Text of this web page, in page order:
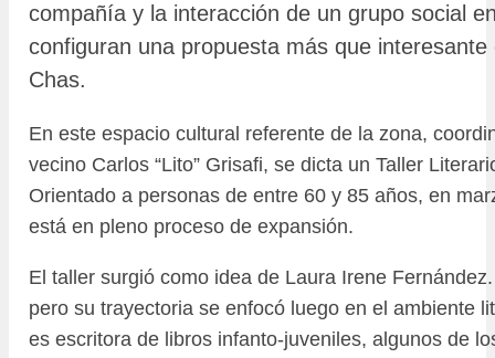
compañía y la interacción de un grupo social
configuran una propuesta más que
Chas.
En este espacio cultural referente de la zona,
vecino Carlos “Lito” Grisafi, se dicta un Taller
Orientado a personas de entre 60 y 85 años, en
está en pleno proceso de expansión.
El taller surgió como idea de Laura Irene
pero su trayectoria se enfocó luego en el ambiente
es escritora de libros infanto-juveniles, algunos de